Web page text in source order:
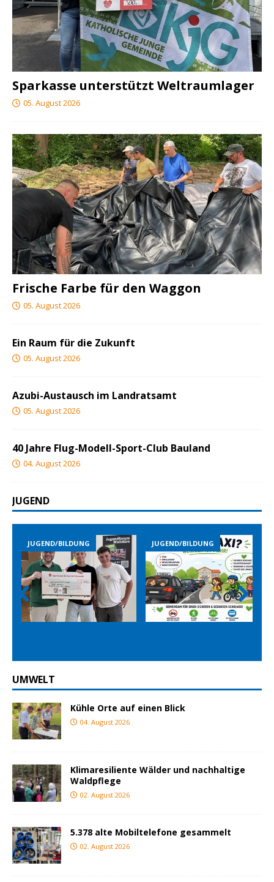
Sparkasse unterstützt Weltraumlager
05. August 2026
Frische Farbe für den Waggon
05. August 2026
Ein Raum für die Zukunft
05. August 2026
Azubi-Austausch im Landratsamt
05. August 2026
40 Jahre Flug-Modell-Sport-Club Bauland
04. August 2026
JUGEND
JUGEND/BILDUNG JUGEND/BILDUNG
Prev
ious
Nex
t
UMWELT
Kühle Orte auf einen Blick
04. August 2026
Klimaresiliente Wälder und nachhaltige
Waldpflege
02. August 2026
5.378 alte Mobiltelefone gesammelt
02. August 2026